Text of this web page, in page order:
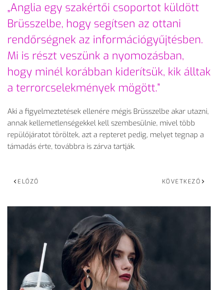
„Anglia egy szakértői csoportot küldött
Brüsszelbe, hogy segítsen az ottani
rendőrségnek az információgyűjtésben.
Mi is részt veszünk a nyomozásban,
hogy minél korábban kiderítsük, kik álltak
a terrorcselekmények mögött.”
Aki a figyelmeztetések ellenére mégis Brüsszelbe akar utazni,
annak kellemetlenségekkel kell szembesülnie, mivel több
repülőjáratot töröltek, azt a repteret pedig, melyet tegnap a
támadás érte, továbbra is zárva tartják.
ELŐZŐ KÖVETKEZŐ